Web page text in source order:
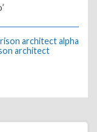
architect alpha
architect